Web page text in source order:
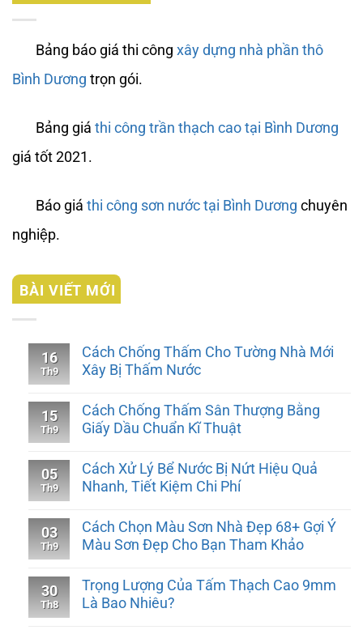
Bảng báo giá thi công xây dựng nhà phần thô
Bình Dương trọn gói.
Bảng giá thi công trần thạch cao tại Bình Dương
giá tốt 2021.
Báo giá thi công sơn nước tại Bình Dương chuyên
nghiệp.
BÀI VIẾT MỚI
16
Th9
Cách Chống Thấm Cho Tường Nhà Mới
Xây Bị Thấm Nước
15
Th9
Cách Chống Thấm Sân Thượng Bằng
Giấy Dầu Chuẩn Kĩ Thuật
05
Th9
Cách Xử Lý Bể Nước Bị Nứt Hiệu Quả
Nhanh, Tiết Kiệm Chi Phí
03
Th9
Cách Chọn Màu Sơn Nhà Đẹp 68+ Gợi Ý
Màu Sơn Đẹp Cho Bạn Tham Khảo
30
Th8
Trọng Lượng Của Tấm Thạch Cao 9mm
Là Bao Nhiêu?